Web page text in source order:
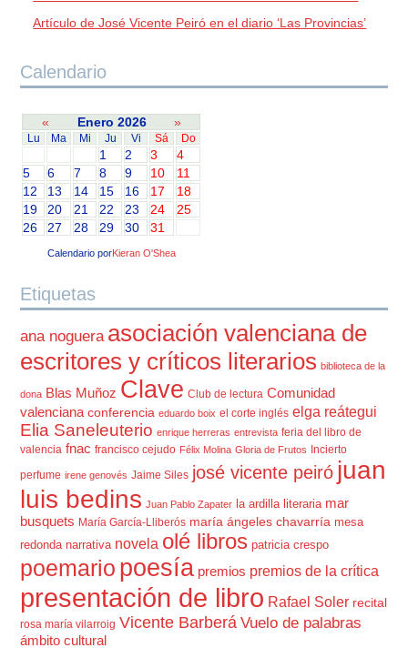
Artículo de José Vicente Peiró en el diario ‘Las Provincias’
Calendario
« Enero 2026 »
Lu Ma Mi Ju Vi Sá Do
1 2 3
4
5
6 7 8 9 10
11
12
13 14 15 16 17
18
19
20 21 22 23 24
25
26
27 28 29 30 31
Calendario porKieran O'Shea
Etiquetas
ana noguera asociación valenciana de
escritores y críticos literarios biblioteca de la
dona Blas Muñoz Clave Club de lectura Comunidad
valenciana conferencia eduardo boix el corte inglés elga reátegui
Elia Saneleuterio enrique herreras entrevista feria del libro de
valencia fnac francisco cejudo Félix Molina Gloria de Frutos Incierto
perfume irene genovés Jaime Siles josé vicente peiró juan
luis bedins Juan Pablo Zapater la ardilla literaria mar
busquets María García-Lliberós maría ángeles chavarría mesa
redonda narrativa novela olé libros patricia crespo
poemario poesía premios premios de la crítica
presentación de libro Rafael Soler recital
rosa maría vilarroig Vicente Barberá Vuelo de palabras
ámbito cultural